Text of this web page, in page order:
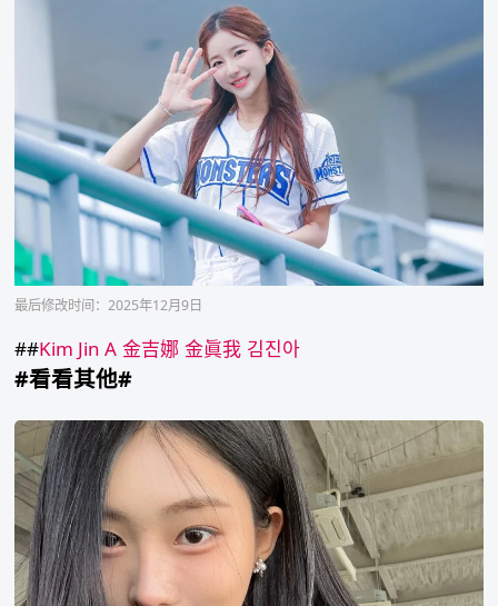
最后修改时间：2025年12月9日
##Kim Jin A 金吉娜 金眞我 김진아
#看看其他#
차
아
정